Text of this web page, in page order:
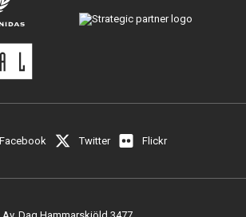
Facebook Twitter Flickr